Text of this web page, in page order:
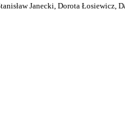
Janecki, Dorota Łosiewicz,